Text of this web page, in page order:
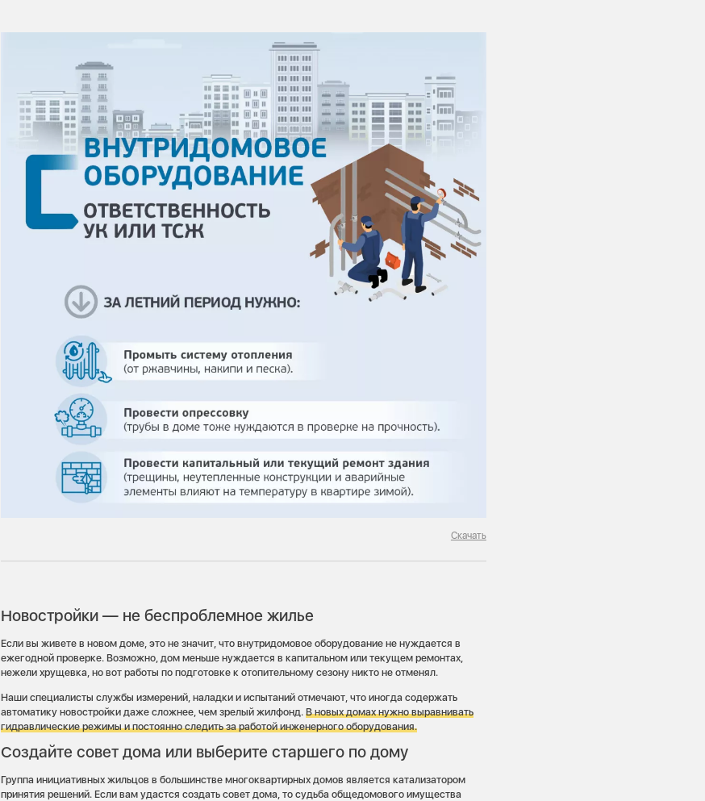
Скачать
Новостройки — не беспроблемное жилье
Если вы живете в новом доме, это не значит, что внутридомовое оборудование не нуждается в
ежегодной проверке. Возможно, дом меньше нуждается в капитальном или текущем ремонтах,
нежели хрущевка, но вот работы по подготовке к отопительному сезону никто не отменял.
Наши специалисты службы измерений, наладки и испытаний отмечают, что иногда содержать
автоматику новостройки даже сложнее, чем зрелый жилфонд.В новых домах нужно выравнивать
гидравлические режимы и постоянно следить за работой инженерного оборудования.
Создайте совет дома или выберите старшего по дому
Группа инициативных жильцов в большинстве многоквартирных домов является катализатором
принятия решений. Если вам удастся создать совет дома, то судьба общедомового имущества